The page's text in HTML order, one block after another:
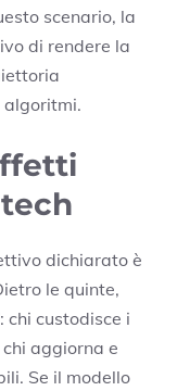
scenario, la
di rendere la
algoritmi.
dichiarato è
le quinte,
chi custodisce i
aggiorna e
Se il modello